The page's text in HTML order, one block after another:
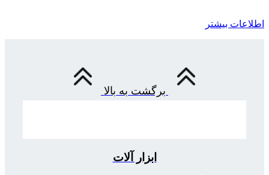
اطلاعات بیشتر
برگشت به بالا
ابزار آلات